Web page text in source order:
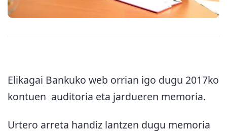
Elikagai Bankuko web orrian igo dugu 2017ko
kontuen auditoria eta jardueren memoria.
Urtero arreta handiz lantzen dugu memoria